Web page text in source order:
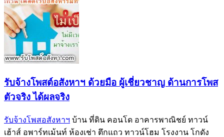
รับจ้างโพสต์อสังหาฯ ด้วยมือ ผู้เชี่ยวชาญ ด้านการโพส
ตัวจริง ได้ผลจริง‎
รับจ้างโพสอสังหาฯ บ้าน ที่ดิน คอนโด อาคารพาณิชย์ ทาวน์
เฮ้าส์ อพาร์ทเม้นท์ ห้องเช่า ตึกแถว ทาวน์โฮม โรงงาน โกดัง